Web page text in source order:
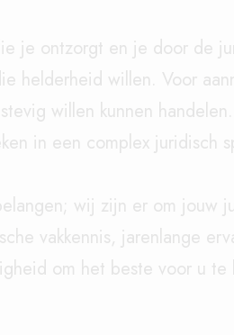
je ontzorgt en je door de
helderheid willen. Voor
willen kunnen
in een complex juridisch
wij zijn er om jouw
vakkennis, jarenlange
om het beste voor u